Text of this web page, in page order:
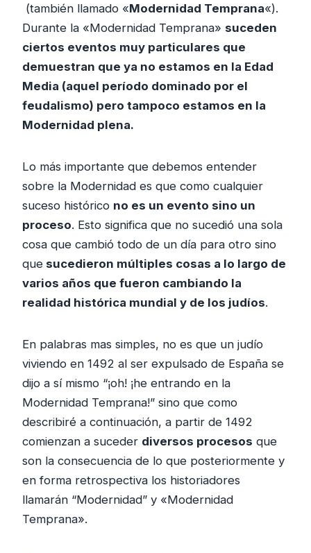
(también llamado «Modernidad Temprana«).
Durante la «Modernidad Temprana» suceden
ciertos eventos muy particulares que
demuestran que ya no estamos en la Edad
Media (aquel período dominado por el
feudalismo) pero tampoco estamos en la
Modernidad plena.
Lo más importante que debemos entender
sobre la Modernidad es que como cualquier
suceso histórico no es un evento sino un
proceso. Esto significa que no sucedió una sola
cosa que cambió todo de un día para otro sino
que sucedieron múltiples cosas a lo largo de
varios años que fueron cambiando la
realidad histórica mundial y de los judíos.
En palabras mas simples, no es que un judío
viviendo en 1492 al ser expulsado de España se
dijo a sí mismo “¡oh! ¡he entrando en la
Modernidad Temprana!” sino que como
describiré a continuación, a partir de 1492
comienzan a suceder diversos procesos que
son la consecuencia de lo que posteriormente y
en forma retrospectiva los historiadores
llamarán “Modernidad” y «Modernidad
Temprana».